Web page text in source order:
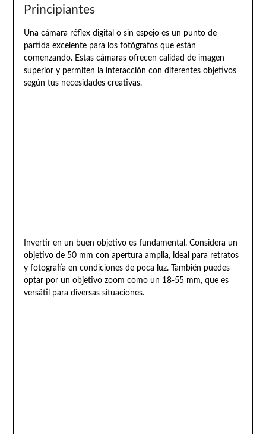
Principiantes
Una cámara réflex digital o sin espejo es un punto de
partida excelente para los fotógrafos que están
comenzando. Estas cámaras ofrecen calidad de imagen
superior y permiten la interacción con diferentes objetivos
según tus necesidades creativas.
Invertir en un buen objetivo es fundamental. Considera un
objetivo de 50 mm con apertura amplia, ideal para retratos
y fotografía en condiciones de poca luz. También puedes
optar por un objetivo zoom como un 18-55 mm, que es
versátil para diversas situaciones.